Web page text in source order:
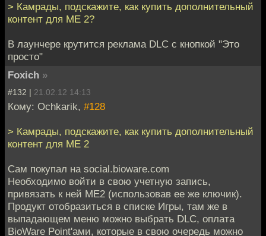
> Камрады, подскажите, как купить дополнительный
контент для МЕ 2?
В лаунчере крутится реклама DLC с кнопкой "Это
просто"
Foxich »
#132 | 21.02.12 14:13
Кому: Ochkarik, #128
> Камрады, подскажите, как купить дополнительный
контент для МЕ 2
Сам покупал на social.bioware.com
Необходимо войти в свою учетную запись,
привязать к ней МЕ2 (использовав ее же ключик).
Продукт отобразиться в списке Игры, там же в
выпадающем меню можно выбрать DLC, оплата
BioWare Point'ами, которые в свою очередь можно